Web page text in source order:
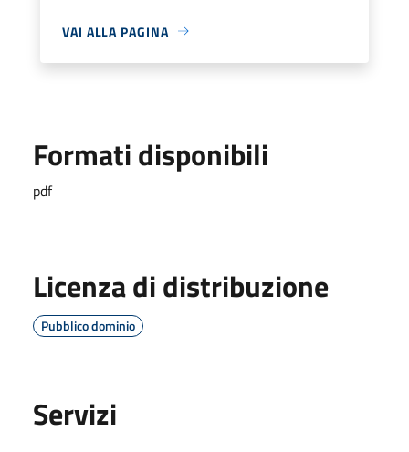
VAI ALLA PAGINA
Formati disponibili
pdf
Licenza di distribuzione
Pubblico dominio
Servizi